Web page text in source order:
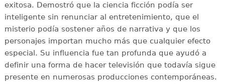
exitosa. Demostró que la ciencia ficción podía ser
inteligente sin renunciar al entretenimiento, que el
misterio podía sostener años de narrativa y que los
personajes importan mucho más que cualquier efecto
especial. Su influencia fue tan profunda que ayudó a
definir una forma de hacer televisión que todavía sigue
presente en numerosas producciones contemporáneas.